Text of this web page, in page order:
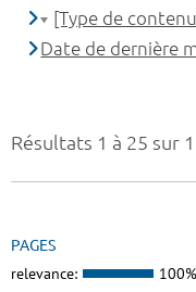
Résultats 1 à 25 sur
PAGES
relevance: 100%
[Type de
Date de dernière